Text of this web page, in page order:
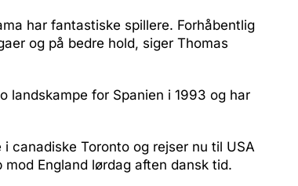
har fantastiske spillere. Forhåbentlig
og på bedre hold, siger Thomas
landskampe for Spanien i 1993 og har
canadiske Toronto og rejser nu til USA
England lørdag aften dansk tid.